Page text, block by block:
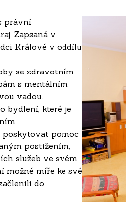
právní
Zapsaná v
Králové v oddílu
se zdravotním
s mentálním
vadou.
bydlení, které je
poskytovat pomoc
postižením,
služeb ve svém
možné míře ke své
do